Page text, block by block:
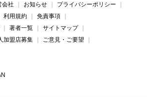
会社 お知らせ
プライバシーポリシー
利用規約
免責事項
著者一覧
サイトマップ
加盟店募集
ご意見・ご要望